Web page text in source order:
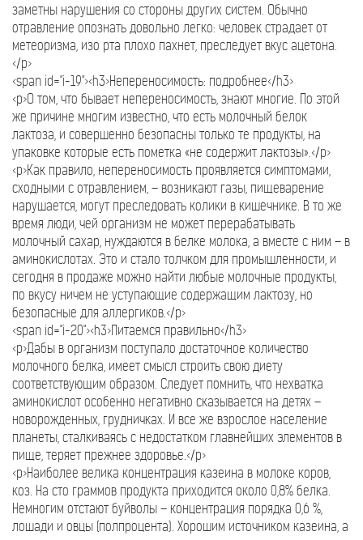
заметны нарушения со стороны других систем. Обычно
отравление опознать довольно легко: человек страдает от
метеоризма, изо рта плохо пахнет, преследует вкус ацетона.
</p>
<span id="i-19"><h3>Непереносимость: подробнее</h3>
<p>О том, что бывает непереносимость, знают многие. По этой
же причине многим известно, что есть молочный белок
лактоза, и совершенно безопасны только те продукты, на
упаковке которые есть пометка «не содержит лактозы».</p>
<p>Как правило, непереносимость проявляется симптомами,
сходными с отравлением, – возникают газы, пищеварение
нарушается, могут преследовать колики в кишечнике. В то же
время люди, чей организм не может перерабатывать
молочный сахар, нуждаются в белке молока, а вместе с ним – в
аминокислотах. Это и стало толчком для промышленности, и
сегодня в продаже можно найти любые молочные продукты,
по вкусу ничем не уступающие содержащим лактозу, но
безопасные для аллергиков.</p>
<span id="i-20"><h3>Питаемся правильно</h3>
<p>Дабы в организм поступало достаточное количество
молочного белка, имеет смысл строить свою диету
соответствующим образом. Следует помнить, что нехватка
аминокислот особенно негативно сказывается на детях –
новорожденных, грудничках. И все же взрослое население
планеты, сталкиваясь с недостатком главнейших элементов в
пище, теряет прежнее здоровье.</p>
<p>Наиболее велика концентрация казеина в молоке коров,
коз. На сто граммов продукта приходится около 0,8% белка.
Немногим отстают буйволы – концентрация порядка 0,6 %,
лошади и овцы (полпроцента). Хорошим источником казеина, а